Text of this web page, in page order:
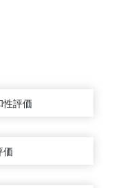
性評価
価